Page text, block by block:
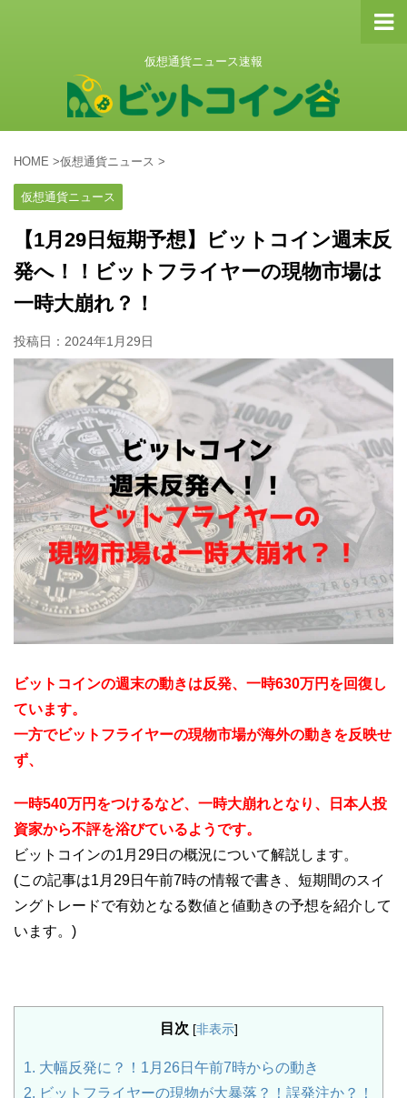
仮想通貨ニュース速報
HOME >仮想通貨ニュース >
仮想通貨ニュース
【1月29日短期予想】ビットコイン週末反
発へ！！ビットフライヤーの現物市場は
一時大崩れ？！
投稿日： 2024年1月29日
ビットコインの週末の動きは反発、一時630万円を回復し
ています。
一方でビットフライヤーの現物市場が海外の動きを反映せ
ず、
一時540万円をつけるなど、一時大崩れとなり、日本人投
資家から不評を浴びているようです。
ビットコインの1月29日の概況について解説します。
(この記事は1月29日午前7時の情報で書き、短期間のスイ
ングトレードで有効となる数値と値動きの予想を紹介して
います。)
目次 [非表示]
1. 大幅反発に？！1月26日午前7時からの動き
2. ビットフライヤーの現物が大暴落？！誤発注か？！